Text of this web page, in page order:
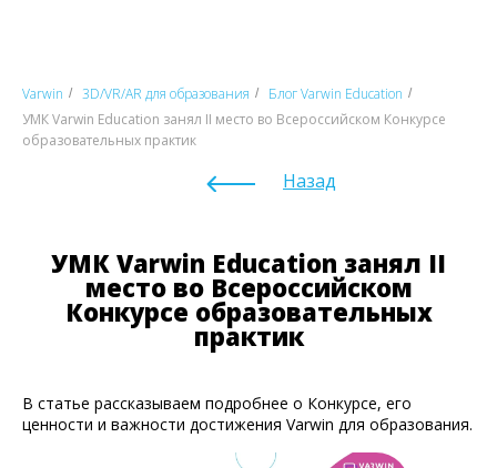
Varwin / 3D/VR/AR для образования / Блог Varwin Education /
УМК Varwin Education занял II место во Всероссийском Конкурсе
образовательных практик
Назад
УМК Varwin Education занял II
место во Всероссийском
Конкурсе образовательных
практик
В статье рассказываем подробнее о Конкурсе, его
ценности и важности достижения Varwin для образования.